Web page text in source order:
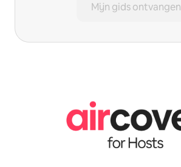
Mijn gids ontvangen